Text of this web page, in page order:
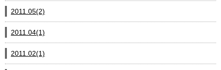
2011.05(2)
2011.04(1)
2011.02(1)